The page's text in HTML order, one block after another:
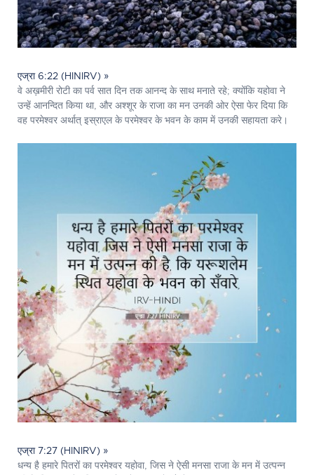
एज्रा 6:22 (HINIRV) »
वे अख़मीरी रोटी का पर्व सात दिन तक आनन्द के साथ मनाते रहे; क्योंकि यहोवा ने
उन्हें आनन्दित किया था, और अश्शूर के राजा का मन उनकी ओर ऐसा फेर दिया कि
वह परमेश्‍वर अर्थात् इस्राएल के परमेश्‍वर के भवन के काम में उनकी सहायता करे।
एज्रा 7:27 (HINIRV) »
धन्य है हमारे पितरों का परमेश्‍वर यहोवा, जिस ने ऐसी मनसा राजा के मन में उत्‍पन्‍न